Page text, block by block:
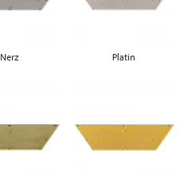
Nerz Platin